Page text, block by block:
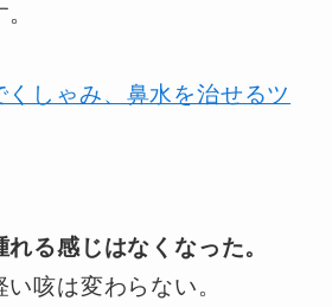
くしゃみ、鼻水を治せるツ
る感じはなくなった。
咳は変わらない。